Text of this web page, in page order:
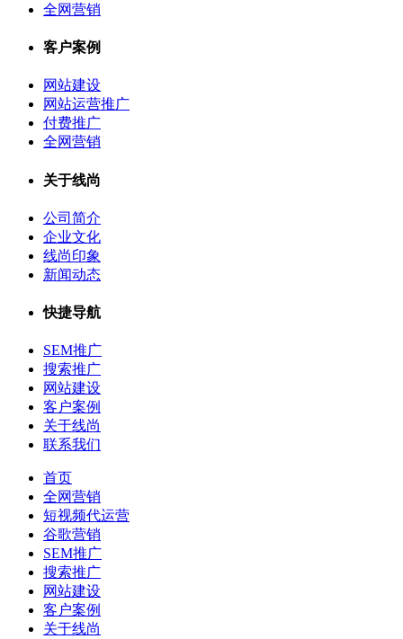
全网营销
客户案例
网站建设
网站运营推广
付费推广
全网营销
关于线尚
公司简介
企业文化
线尚印象
新闻动态
快捷导航
SEM推广
搜索推广
网站建设
客户案例
关于线尚
联系我们
首页
全网营销
短视频代运营
谷歌营销
SEM推广
搜索推广
网站建设
客户案例
关于线尚